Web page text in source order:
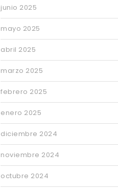
junio 2025
mayo 2025
abril 2025
marzo 2025
febrero 2025
enero 2025
diciembre 2024
noviembre 2024
octubre 2024